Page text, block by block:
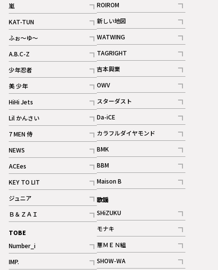
嵐
記事
KAT-TUN
記事
ふぉ～ゆ～
記事
A.B.C-Z
記事
ギャラリー
少年忍者
記事
美 少年
記事
HiHi Jets
記事
Lil かんさい
記事
7 MEN 侍
記事
NEWS
記事
ACEes
記事
KEY TO LIT
記事
ジュニア
記事
Ｂ＆ＺＡＩ
記事
TOBE
Number_i
記事
IMP.
ROIROM
記事
新しい地図
記事
WATWING
記事
TAGRIGHT
記事
吉本興業
記事
OWV
記事
ギャラリー
スターダスト
記事
Da-iCE
記事
カラフルダイヤモンド
記事
BMK
記事
BBM
記事
ギャラリー
Maison B
記事
歌謡
SHiZUKU
記事
モナキ
記事
華ＭＥＮ組
記事
SHOW-WA